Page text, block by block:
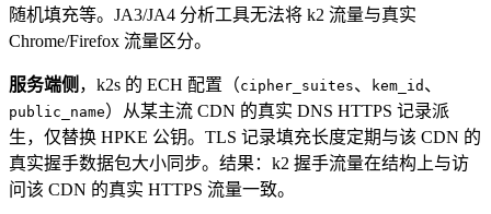
随机填充等。JA3/JA4 分析工具无法将 k2 流量与真实
Chrome/Firefox 流量区分。
服务端侧 ，k2s 的 ECH 配置（cipher_suites、 kem_id 、
public_name）从某主流 CDN 的真实 DNS HTTPS 记录派
生，仅替换 HPKE 公钥。TLS 记录填充长度定期与该 CDN 的
真实握手数据包大小同步。结果：k2 握手流量在结构上与访
问该 CDN 的真实 HTTPS 流量一致。